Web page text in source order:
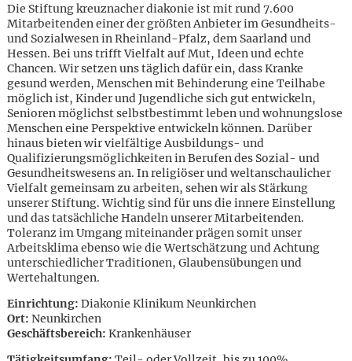
Die Stiftung kreuznacher diakonie ist mit rund 7.600
Mitarbeitenden einer der größten Anbieter im Gesundheits-
und Sozialwesen in Rheinland-Pfalz, dem Saarland und
Hessen. Bei uns trifft Vielfalt auf Mut, Ideen und echte
Chancen. Wir setzen uns täglich dafür ein, dass Kranke
gesund werden, Menschen mit Behinderung eine Teilhabe
möglich ist, Kinder und Jugendliche sich gut entwickeln,
Senioren möglichst selbstbestimmt leben und wohnungslose
Menschen eine Perspektive entwickeln können. Darüber
hinaus bieten wir vielfältige Ausbildungs- und
Qualifizierungsmöglichkeiten in Berufen des Sozial- und
Gesundheitswesens an. In religiöser und weltanschaulicher
Vielfalt gemeinsam zu arbeiten, sehen wir als Stärkung
unserer Stiftung. Wichtig sind für uns die innere Einstellung
und das tatsächliche Handeln unserer Mitarbeitenden.
Toleranz im Umgang miteinander prägen somit unser
Arbeitsklima ebenso wie die Wertschätzung und Achtung
unterschiedlicher Traditionen, Glaubensübungen und
Wertehaltungen.
Einrichtung: Diakonie Klinikum Neunkirchen
Ort: Neunkirchen
Geschäftsbereich: Krankenhäuser